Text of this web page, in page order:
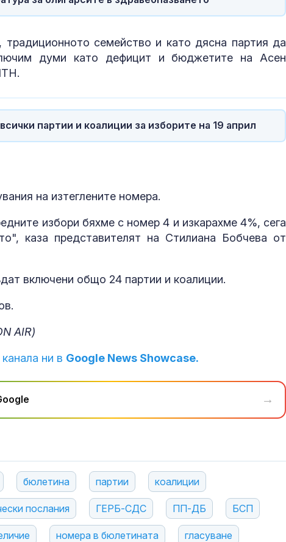
семейство и като дясна партия да
думи като дефицит и бюджетите на Асен
партии и коалиции за изборите на 19 април
на изтеглените номера.
избори бяхме с номер 4 и изкарахме 4%, сега
каза представителят на Стилиана Бобчева от
включени общо 24 партии и коалиции.
AIR)
ни в Google News Showcase.
→
бюлетина партии коалиции
послания ГЕРБ-СДС ПП-ДБ БСП
номера в бюлетината гласуване